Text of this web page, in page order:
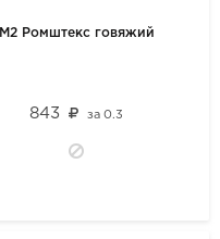
М2 Ромштекс говяжий
843 за0.3